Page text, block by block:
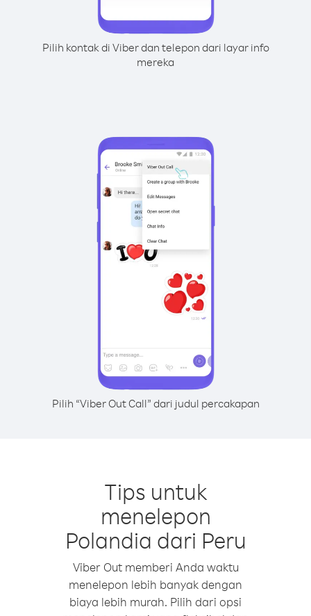
Pilih kontak di Viber dan telepon dari layar info
mereka
Pilih “Viber Out Call” dari judul percakapan
Tips untuk
menelepon
Polandia dari Peru
Viber Out memberi Anda waktu
menelepon lebih banyak dengan
biaya lebih murah. Pilih dari opsi